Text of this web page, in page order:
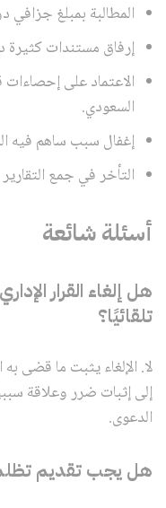
المطالبة بمبلغ
إرفاق مستندات كثيرة
الاعتماد على إحصاءات
السعودي.
إغفال سبب ساهم فيه
التأخر في جمع
أسئلة شائعة
هل إلغاء القرار
تلقائيًا؟
لا. الإلغاء يثبت ما قضى
إلى إثبات ضرر وعلاقة
الدعوى.
هل يجب تقديم